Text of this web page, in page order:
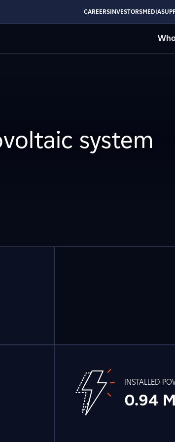
CAREERSINVESTORSMEDIA
system
INSTALLED
0.94